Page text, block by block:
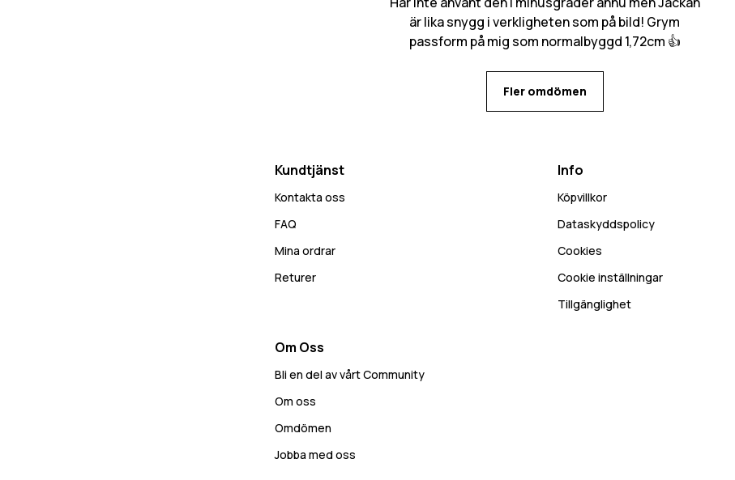
är lika snygg i verkligheten som på bild! Grym
passform på mig som normalbyggd 1,72cm 👍
Fler omdömen
Kundtjänst
Kontakta oss
FAQ
Mina ordrar
Returer
Info
Köpvillkor
Dataskyddspolicy
Cookies
Cookie inställningar
Tillgänglighet
Om Oss
Bli en del av vårt Community
Om oss
Omdömen
Jobba med oss